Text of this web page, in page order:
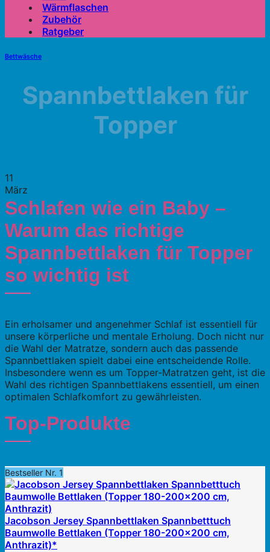
Wärmflaschen
Zubehör
Ratgeber
Bettwäsche
Spannbettlaken für
Topper
11
März
Schlafen wie ein Baby –
Warum das richtige
Spannbettlaken für Topper
so wichtig ist
Ein erholsamer und angenehmer Schlaf ist essentiell für
unsere körperliche und mentale Erholung. Doch nicht nur
die Wahl der Matratze, sondern auch das passende
Spannbettlaken spielt dabei eine entscheidende Rolle.
Insbesondere wenn es um Topper-Matratzen geht, ist die
Wahl des richtigen Spannbettlakens essentiell, um einen
optimalen Schlafkomfort zu gewährleisten.
Top-Produkte
Bestseller Nr. 1
Jacobson Jersey Spannbettlaken Spannbetttuch
Baumwolle Bettlaken (Topper 180-200x200 cm,
Anthrazit)*